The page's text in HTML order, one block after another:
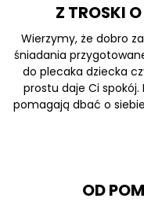
Z TROSKI
Wierzymy, że dobro
śniadania
do plecaka dziecka
prostu daje Ci
pomagają dbać o
OD